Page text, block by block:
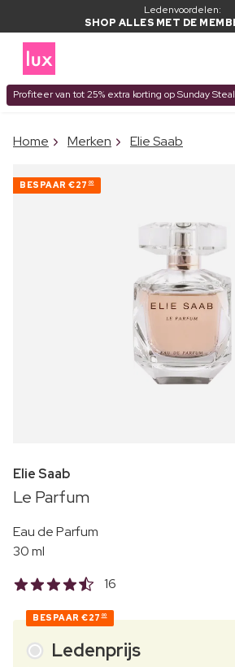
Ledenvoordelen:
SHOP ALLES MET DE
Profiteer van tot 25% extra korting op Sunday
ITEM TOEGEVOEGD
Home Merken Elie Saab
BESPAAR €27 00
Elie Saab
Le Parfum
Eau de Parfum
30 ml
16
BESPAAR €27 00
Ledenprijs